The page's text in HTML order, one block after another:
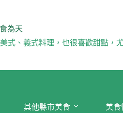
為天
式、義式料理，也很喜歡甜點，
其他縣市美食 美食